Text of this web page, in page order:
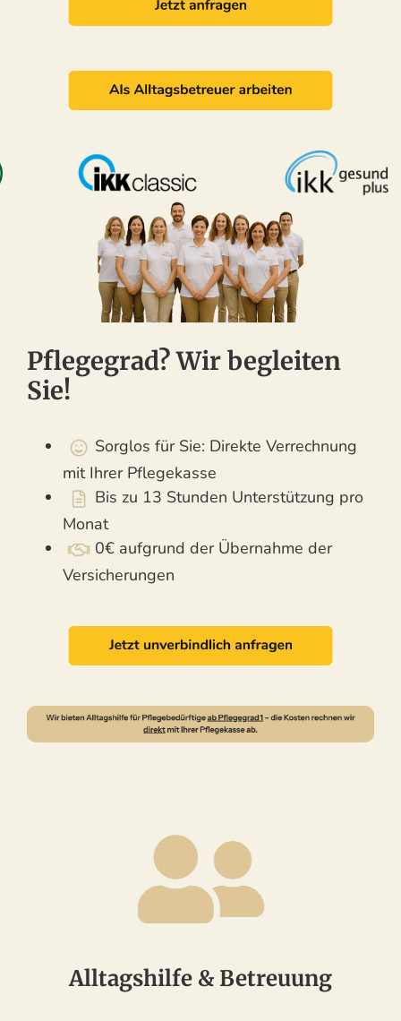
Pflegegrad? Wir begleiten
Sie!
Sorglos für Sie: Direkte Verrechnung
mit Ihrer Pflegekasse
Bis zu 13 Stunden Unterstützung pro
Monat
0€ aufgrund der Übernahme der
Versicherungen
Alltagshilfe & Betreuung